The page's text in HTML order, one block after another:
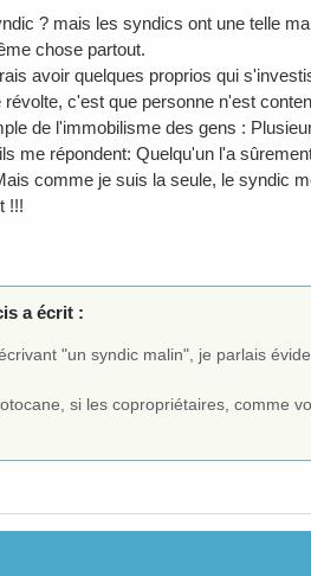
? mais les syndics ont une telle
chose partout.
avoir quelques proprios qui
révolte, c'est que personne n'est
de l'immobilisme des gens :
me répondent: Quelqu'un l'a
comme je suis la seule, le syndic
!!!
a écrit :
"un syndic malin", je parlais
si les copropriétaires, comme